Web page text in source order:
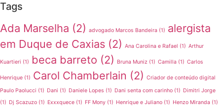
Tags
Ada Marselha (2) advogado Marcos Bandeira (1) alergista
em Duque de Caxias (2) Ana Carolina e Rafael (1) Arthur
Kuartieri (1) beca barreto (2) Bruna Muniz (1) Camilla (1) Carlos
Henrique (1) Carol Chamberlain (2) Criador de conteúdo digital
Paulo Paolucci (1) Dani (1) Daniele Lopes (1) Dani senta com carinho (1) Dimitri Jorge
(1) Dj Scazuzo (1) Exxxquece (1) FF Mony (1) Henrique e Juliano (1) Henzo Miranda (1)